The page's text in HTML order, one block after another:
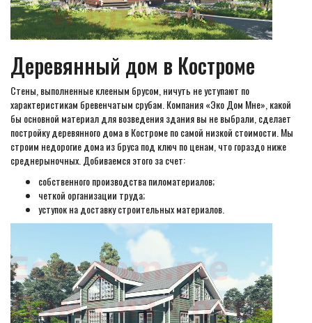
Деревянный дом в Костроме
Стены, выполненные клееным брусом, ничуть не уступают по
характеристикам бревенчатым срубам. Компания «Эко Дом Мне», какой
бы основной материал для возведения здания вы не выбрали, сделает
постройку деревянного дома в Костроме по самой низкой стоимости. Мы
строим недорогие дома из бруса под ключ по ценам, что гораздо ниже
среднерыночных. Добиваемся этого за счет:
собственного производства пиломатериалов;
четкой организации труда;
уступок на доставку строительных материалов.